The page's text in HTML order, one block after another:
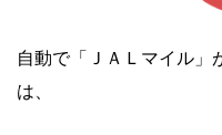
自動で「ＪＡＬマイル」
は、